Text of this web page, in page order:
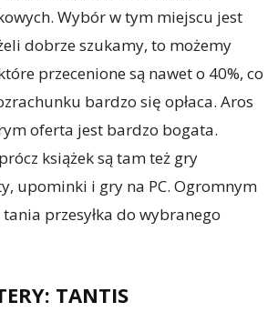
Wybór w tym miejscu jest
dobrze szukamy, to możemy
przecenione są nawet o 40%, co
bardzo się opłaca. Aros
oferta jest bardzo bogata.
książek są tam też gry
upominki i gry na PC. Ogromnym
przesyłka do wybranego
TANTIS